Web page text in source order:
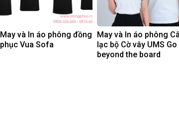
May và In áo phông đồng
phục Vua Sofa
May và In áo phông
lạc bộ Cờ vây UMS Go
beyond the board